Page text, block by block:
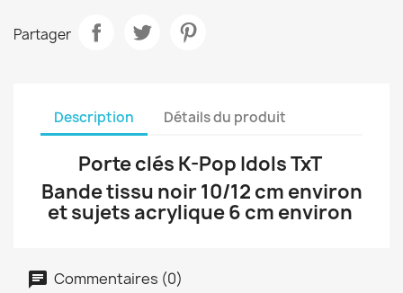
Partager
Description Détails du produit
Porte clés K-Pop Idols TxT
Bande tissu noir 10/12 cm environ
et sujets acrylique 6 cm environ
Commentaires (0)